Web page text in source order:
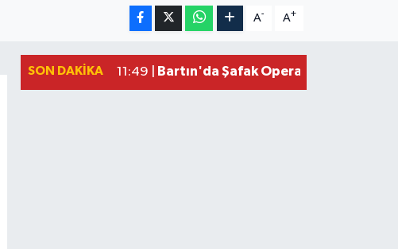
A- A+
SON DAKIKA 11:49 | Bartın'da Şafak Operasyonu: 5